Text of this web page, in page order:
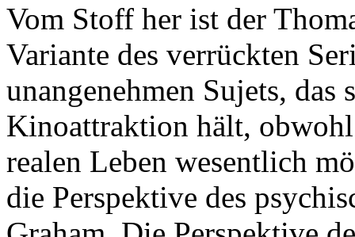
Vom Stoff her ist der
Variante des verrückten
unangenehmen Sujets, das
Kinoattraktion hält,
realen Leben wesentlich
die Perspektive des